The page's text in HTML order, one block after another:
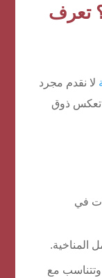
تعرف
لا نقدم مجرد
تعكس ذوق
في
المناخية.
مع